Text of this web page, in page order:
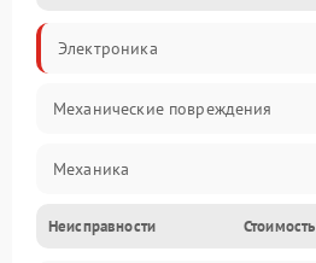
Электроника
Механические повреждения
Механика
Управление
Неисправности Стоимость